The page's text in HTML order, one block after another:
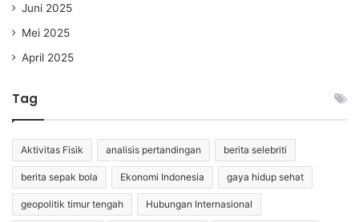
Juni 2025
Mei 2025
April 2025
Tag
Aktivitas Fisik analisis pertandingan berita selebriti
berita sepak bola Ekonomi Indonesia gaya hidup sehat
geopolitik timur tengah Hubungan Internasional